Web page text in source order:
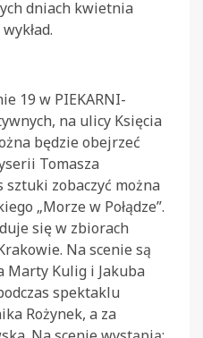
dniach kwietnia
19 w PIEKARNI-
na ulicy Księcia
będzie obejrzeć
Tomasza
sztuki zobaczyć można
„Morze w Połądze”.
się w zbiorach
Na scenie są
Marty Kulig i Jakuba
spektaklu
Rożynek, a za